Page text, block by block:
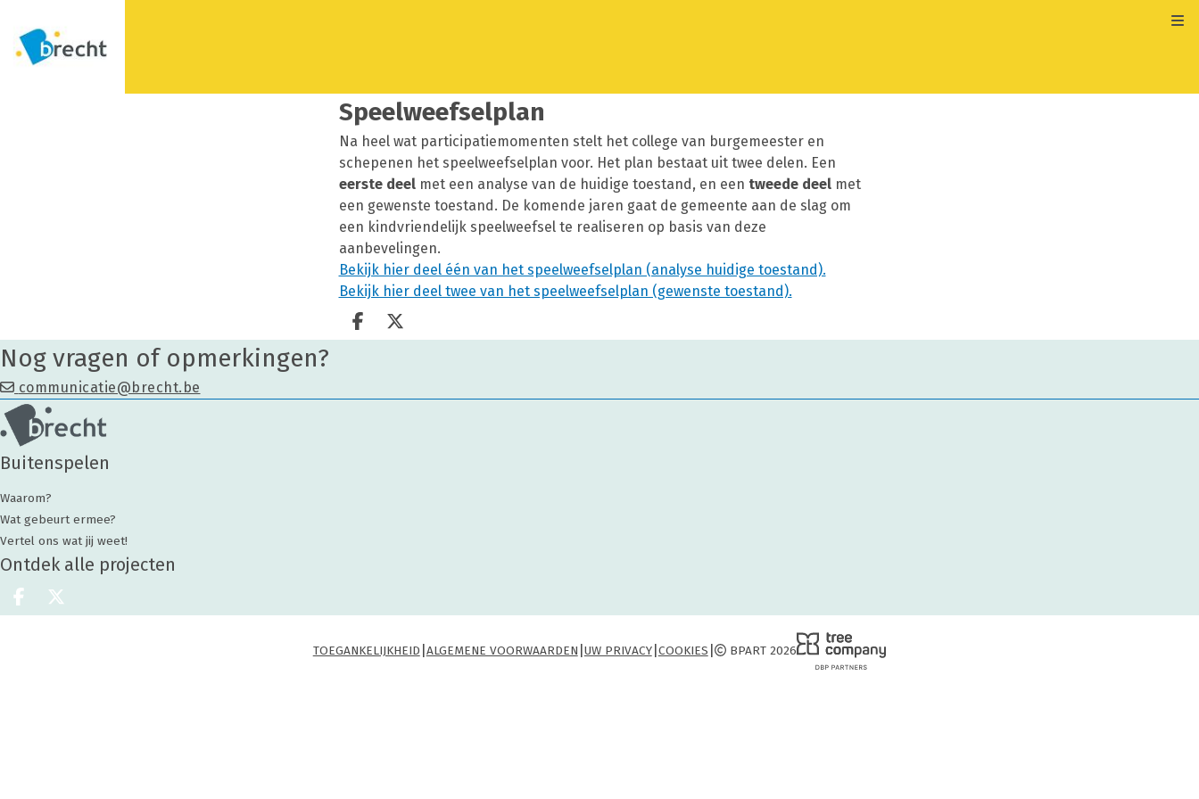
Speelweefselplan
Na heel wat participatiemomenten stelt het college van burgemeester en
schepenen het speelweefselplan voor. Het plan bestaat uit twee delen. Een
eerste deel met een analyse van de huidige toestand, en een tweede deelmet
een gewenste toestand. De komende jaren gaat de gemeente aan de slag om
een kindvriendelijk speelweefsel te realiseren op basis van deze
aanbevelingen.
Bekijk hier deel één van het speelweefselplan (analyse huidige toestand).
Bekijk hier deel twee van het speelweefselplan (gewenste toestand).
Deel op facebook
Deel op X
Nog vragen of opmerkingen?
communicatie@brecht.be
Buitenspelen
Waarom?
Wat gebeurt ermee?
Vertel ons wat jij weet!
Ontdek alle projecten
Deel op facebook
Deel op X
TOEGANKELIJKHEID ALGEMENE VOORWAARDEN UW PRIVACY| COOKIES BPART 2026